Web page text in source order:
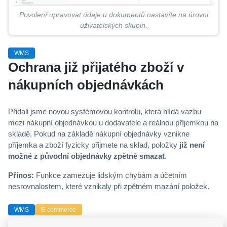
Povolení upravovat údaje u dokumentů nastavíte na úrovni
uživatelských skupin.
Ochrana již přijatého zboží v
nákupních objednávkách
WMS
Přidali jsme novou systémovou kontrolu, která hlídá vazbu
mezi nákupní objednávkou u dodavatele a reálnou příjemkou na
skladě. Pokud na základě nákupní objednávky vznikne
příjemka a zboží fyzicky přijmete na sklad, položky již není
možné z původní objednávky zpětně smazat.
Přínos: Funkce zamezuje lidským chybám a účetním
nesrovnalostem, které vznikaly při zpětném mazání položek.
WMS E-commerce